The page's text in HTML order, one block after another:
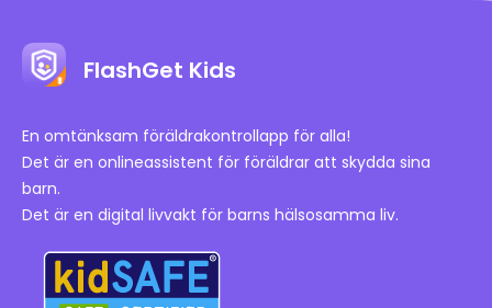
FlashGet Kids
En omtänksam föräldrakontrollapp för alla!
Det är en onlineassistent för föräldrar att skydda sina
barn.
Det är en digital livvakt för barns hälsosamma liv.